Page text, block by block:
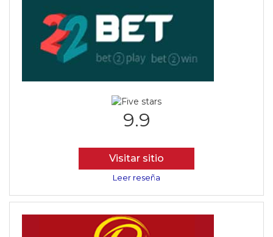
9.9
Visitar sitio
Leer reseña